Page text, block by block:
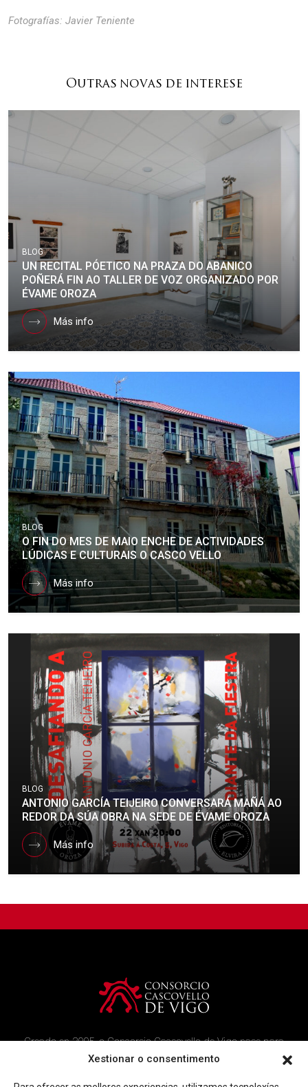
Xestionar o consentimento
Fotografías: Javier Teniente
Outras novas de interese
BLOG
UN RECITAL PÓETICO NA PRAZA DO ABANICO
POÑERÁ FIN AO TALLER DE VOZ ORGANIZADO POR
ÉVAME OROZA
Más info
BLOG
O FIN DO MES DE MAIO ENCHE DE ACTIVIDADES
LÚDICAS E CULTURAIS O CASCO VELLO
Más info
BLOG
ANTONIO GARCÍA TEIJEIRO CONVERSARÁ MAÑÁ AO
REDOR DA SÚA OBRA NA SEDE DE ÉVAME OROZA
Más info
Creado en 2005, o Consorcio Cascovello de Vigo nace para
atender aos veciños do casco histórico, creando un ambicioso